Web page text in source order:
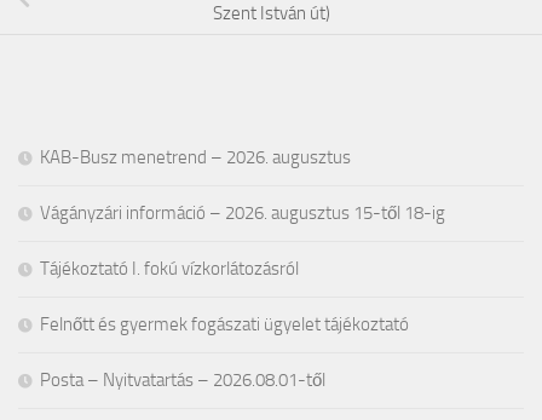
Szent István út)
KAB-Busz menetrend – 2026. augusztus
Vágányzári információ – 2026. augusztus 15-től 18-ig
Tájékoztató I. fokú vízkorlátozásról
Felnőtt és gyermek fogászati ügyelet tájékoztató
Posta – Nyitvatartás – 2026.08.01-től